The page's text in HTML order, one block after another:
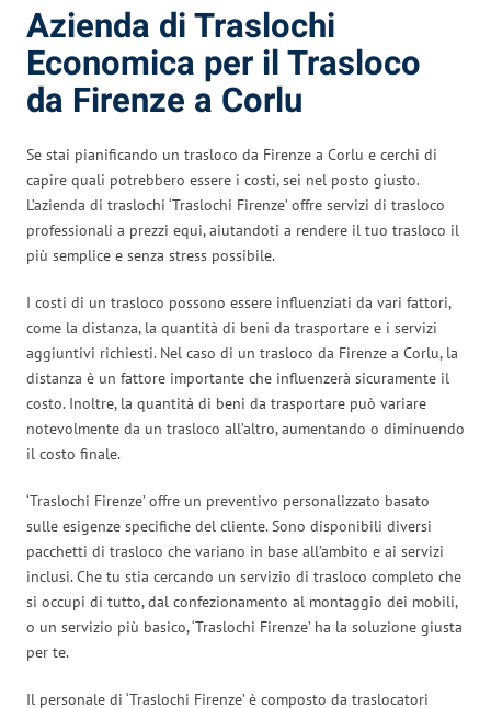
Azienda di Traslochi
Economica per il Trasloco
da Firenze a Corlu
Se stai pianificando un trasloco da Firenze a Corlu e cerchi di
capire quali potrebbero essere i costi, sei nel posto giusto.
L’azienda di traslochi ‘Traslochi Firenze’ offre servizi di trasloco
professionali a prezzi equi, aiutandoti a rendere il tuo trasloco il
più semplice e senza stress possibile.
I costi di un trasloco possono essere influenziati da vari fattori,
come la distanza, la quantità di beni da trasportare e i servizi
aggiuntivi richiesti. Nel caso di un trasloco da Firenze a Corlu, la
distanza è un fattore importante che influenzerà sicuramente il
costo. Inoltre, la quantità di beni da trasportare può variare
notevolmente da un trasloco all’altro, aumentando o diminuendo
il costo finale.
‘Traslochi Firenze’ offre un preventivo personalizzato basato
sulle esigenze specifiche del cliente. Sono disponibili diversi
pacchetti di trasloco che variano in base all’ambito e ai servizi
inclusi. Che tu stia cercando un servizio di trasloco completo che
si occupi di tutto, dal confezionamento al montaggio dei mobili,
o un servizio più basico, ‘Traslochi Firenze’ ha la soluzione giusta
per te.
Il personale di ‘Traslochi Firenze’ è composto da traslocatori